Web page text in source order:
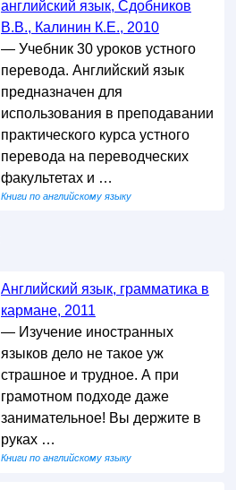
английский язык, Сдобников
В.В., Калинин К.Е., 2010
— Учебник 30 уроков устного
перевода. Английский язык
предназначен для
использования в преподавании
практического курса устного
перевода на переводческих
факультетах и …
Книги по английскому языку
Английский язык, грамматика в
кармане, 2011
— Изучение иностранных
языков дело не такое уж
страшное и трудное. А при
грамотном подходе даже
занимательное! Вы держите в
руках …
Книги по английскому языку